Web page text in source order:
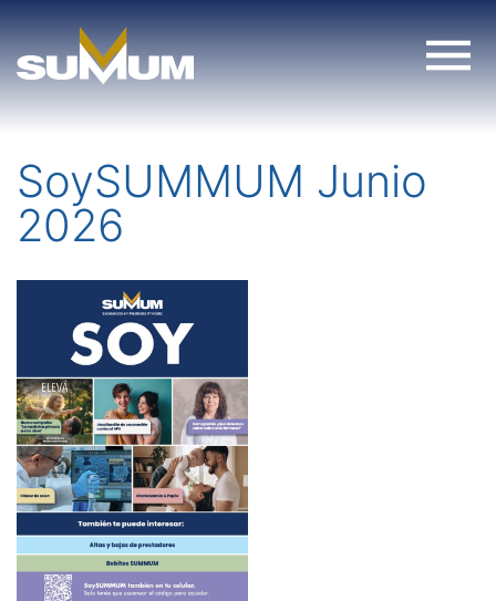
content
SoySUMMUM Junio
2026